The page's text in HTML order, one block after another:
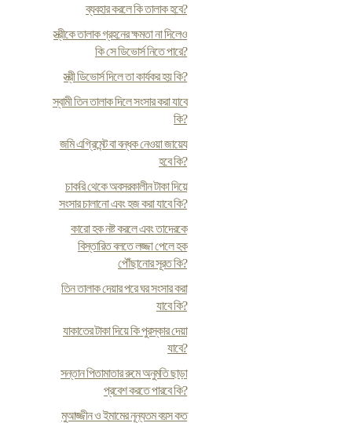
ব্যবহার করলে কি তালাক হবে?
স্ত্রীকে তালাক গ্রহনের ক্ষমতা না দিলেও
কি সে ডিভোর্স নিতে পারে?
স্ত্রী ডিভোর্স দিলে তা কার্যকর হয় কি?
স্বামী তিন তালাক দিলে সংসার করা যাবে
কি?
জমি এগ্রিমেন্ট বা বন্ধক নেওয়া জায়েয
হবে কি?
চাকরি থেকে অবসরকালীন টাকা দিয়ে
সংসার চালানো এবং হজ করা যাবে কি?
কারো হক নষ্ট করলে এবং তাদেরকে
বিস্তারিত বলতে লজ্জা পেলে হক
পৌঁছানোর সূরত কি?
তিন তালাক দেয়ার পরে ঘর সংসার করা
যাবে কি?
যাকাতের টাকা দিয়ে কি পুরস্কার দেয়া
যাবে?
সন্তান পিতামাতার রুমে অনুমতি ছাড়া
প্রবেশ করতে পারবে কি?
মুআজ্জীন ও ইমামের নূন্যতম বয়স কত